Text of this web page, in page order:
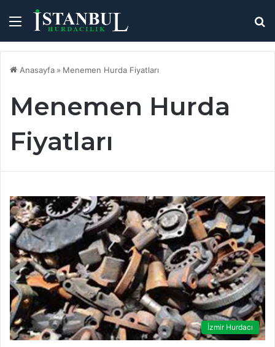
Menü
Anasayfa » Menemen Hurda Fiyatları
Menemen Hurda
Fiyatları
İzmir Hurdacı